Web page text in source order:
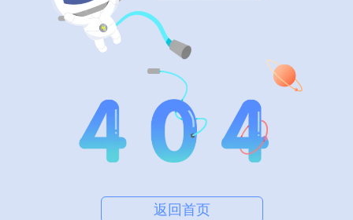
返回首页